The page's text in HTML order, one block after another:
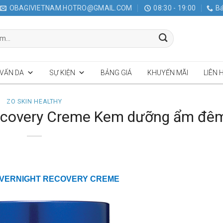
OBAGIVIETNAM.HOTRO@GMAIL.COM 08:30 - 19:00
DA SỰ KIỆN BẢNG GIÁ KHUYẾN MÃI LIÊN
ZO SKIN HEALTHY
Creme Kem dưỡng ẩm
RECOVERY CREME